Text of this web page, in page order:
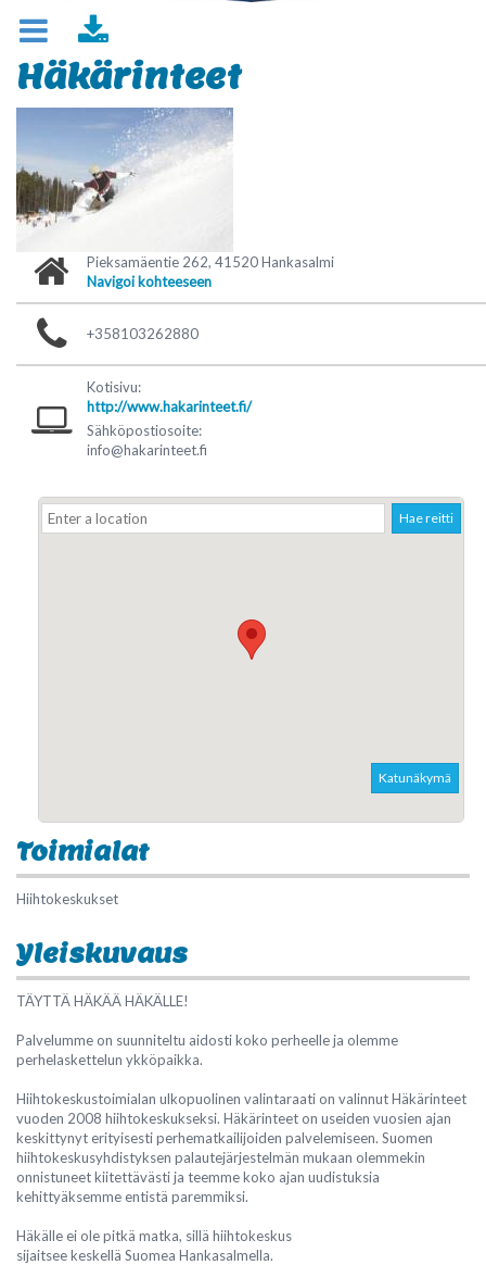
Häkärinteet
Pieksamäentie 262, 41520 Hankasalmi
Navigoi kohteeseen
+358103262880
Kotisivu:
http://www.hakarinteet.fi/
Sähköpostiosoite:
info@hakarinteet.fi
Hae reitti
Katunäkymä
Toimialat
Hiihtokeskukset
Yleiskuvaus
TÄYTTÄ HÄKÄÄ HÄKÄLLE!
Palvelumme on suunniteltu aidosti koko perheelle ja olemme
perhelaskettelun ykköpaikka.
Hiihtokeskustoimialan ulkopuolinen valintaraati on valinnut Häkärinteet
vuoden 2008 hiihtokeskukseksi. Häkärinteet on useiden vuosien ajan
keskittynyt erityisesti perhematkailijoiden palvelemiseen. Suomen
hiihtokeskusyhdistyksen palautejärjestelmän mukaan olemmekin
onnistuneet kiitettävästi ja teemme koko ajan uudistuksia
kehittyäksemme entistä paremmiksi.
Häkälle ei ole pitkä matka, sillä hiihtokeskus
sijaitsee keskellä Suomea Hankasalmella.